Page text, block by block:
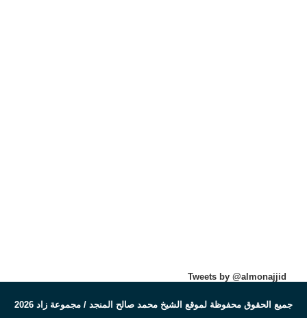
Tweets by @almonajjid
جميع الحقوق محفوظة لموقع الشيخ محمد صالح المنجد / مجموعة زاد 2026